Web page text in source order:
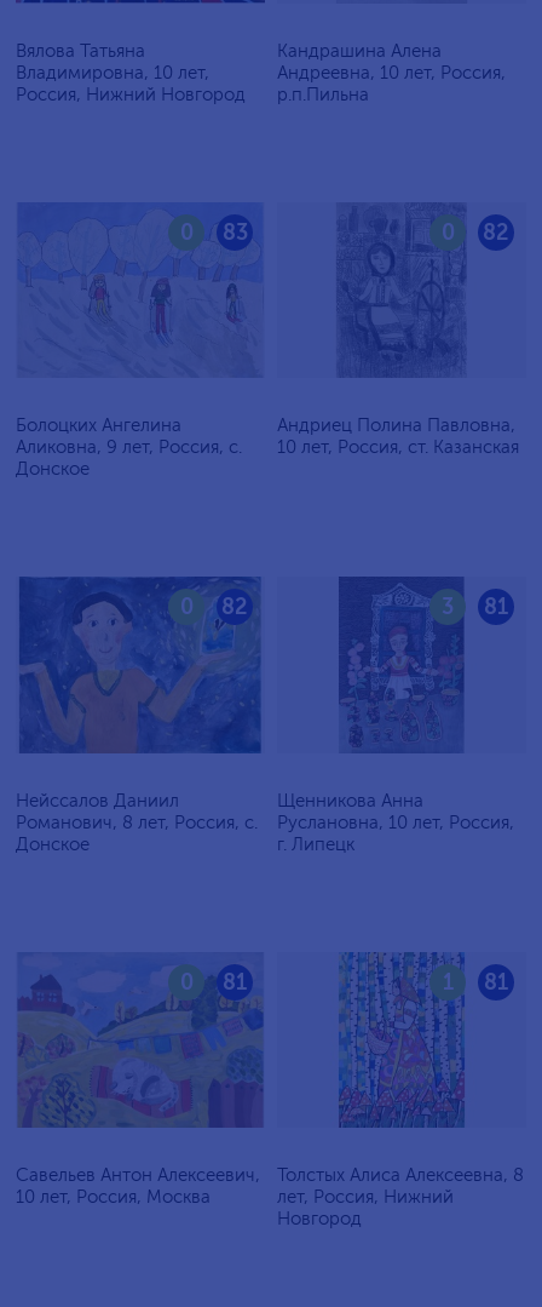
Вялова Татьяна
Владимировна, 10 лет,
Россия, Нижний Новгород
Кандрашина Алена
Андреевна, 10 лет, Россия,
р.п.Пильна
83
0
Болоцких Ангелина
Аликовна, 9 лет, Россия, с.
Донское
82
0
Андриец Полина Павловна,
10 лет, Россия, ст. Казанская
82
0
Нейссалов Даниил
Романович, 8 лет, Россия, с.
Донское
81
3
Щенникова Анна
Руслановна, 10 лет, Россия,
г. Липецк
81
0
Савельев Антон Алексеевич,
10 лет, Россия, Москва
81
1
Толстых Алиса Алексеевна, 8
лет, Россия, Нижний
Новгород